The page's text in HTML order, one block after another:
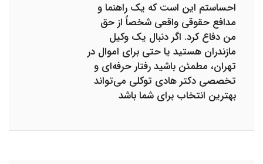
احساستم این است که یک راهنما و
مدافع حقوقی واقعی شخصاً از حق
من دفاع کرد. اگر دنبال یک وکیل
مازندران هستید یا حتی برای اموال در
تهران، مطمئن باشید رفتار حرفه‌ای و
تخصصی دکتر هادی توکلی می‌تواند
بهترین انتخاب برای شما باشد